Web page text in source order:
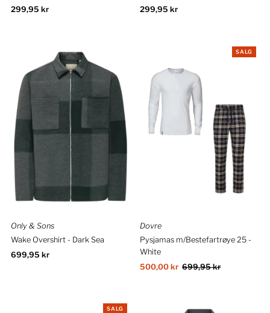
Ordinær
299,95 kr
Ordinær
299,95 kr
Only & Sons
Wake Overshirt - Dark Sea
Ordinær
699,95 kr
SALG
Dovre
Pysjamas m/Bestefartrøye 25 -
White
Salgspris
500,00 kr Ordinær
699,95 kr
SALG